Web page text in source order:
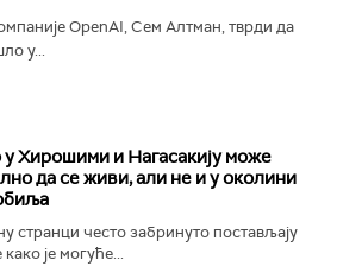
OpenAI, Сем Алтман, тврди да
у...
Хирошими и Нагасакију може
да се живи, али не и у околини
странци често забринуто постављају
је могуће...